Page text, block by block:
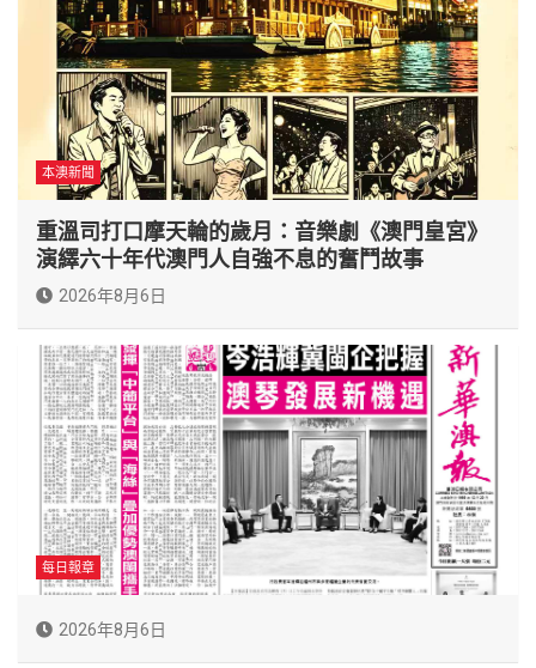
本澳新聞
重溫司打口摩天輪的歲月：音樂劇《澳門皇宮》
演繹六十年代澳門人自強不息的奮鬥故事
2026年8月6日
每日報章
2026年8月6日